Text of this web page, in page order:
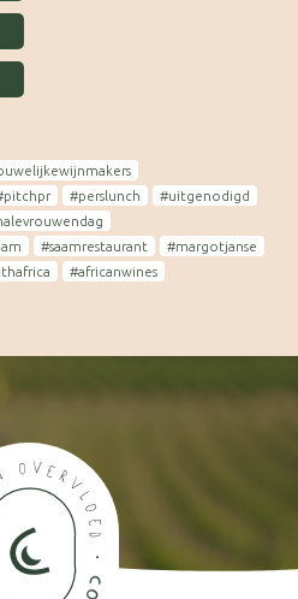
#perslunch
#uitgenodigd
#saamrestaurant
#margotjanse
#africanwines